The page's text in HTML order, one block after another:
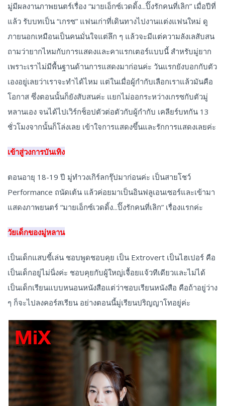
มู่มีผลงานภาพยนตร์เรื่อง “มายเอ็กซ์เวดดิ้ง...ปิ๊งรักคนที่เลิก” เมื่อปีที่
แล้ว รับบทเป็น “เกรซ” แฟนเก่าที่เดินทางไปงานแต่งแฟนใหม่ ดู
ภายนอกเหมือนเป็นคนมั่นใจแต่ลึก ๆ แล้วจะมีแต่ความลังเลสับสน
ถามว่ายากไหมกับการแสดงและคาแรกเตอร์แบบนี้ สำหรับมู่ยาก
เพราะเราไม่มีพื้นฐานด้านการแสดงมาก่อนค่ะ วันแรกยังบอกกับตัว
เองอยู่เลยว่าเราจะทำได้ไหม แต่ในเมื่อผู้กำกับเลือกเราแล้วมันคือ
โอกาส ซึ่งตอนนั้นก็ยังสับสนค่ะ แยกไม่ออกระหว่างเกรซกับตัวมู่
หลานเอง จนได้ไปเวิร์กช็อปตัวต่อตัวกับผู้กำกับ เคลียร์บทกัน 13
ชั่วโมงจากนั้นก็โล่งเลย เข้าใจการแสดงขึ้นและรักการแสดงเลยค่ะ
เข้าสู่วงการบันเทิง
ตอนอายุ 18-19 ปี มู่ทำวงเกิร์ลกรุ๊ปมาก่อนค่ะ เป็นสายโชว์
Performance ถนัดเต้น แล้วค่อยมาเป็นอินฟลูเอนเซอร์และเข้ามา
แสดงภาพยนตร์ “มายเอ็กซ์เวดดิ้ง...ปิ๊งรักคนที่เลิก” เรื่องแรกค่ะ
วัยเด็กของมู่หลาน
เป็นเด็กแสบขี้เล่น ชอบพูดชอบคุย เป็น Extrovert เป็นไฮเปอร์ คือ
เป็นเด็กอยู่ไม่นิ่งค่ะ ชอบคุยกับผู้ใหญ่เจื้อยแจ้วทีเดียวและไม่ได้
เป็นเด็กเรียนแบบหนอนหนังสือแต่ว่าชอบเรียนหนังสือ คือถ้าอยู่ว่าง
ๆ ก็จะไปลงคอร์สเรียน อย่างตอนนี้มู่เรียนปริญญาโทอยู่ค่ะ